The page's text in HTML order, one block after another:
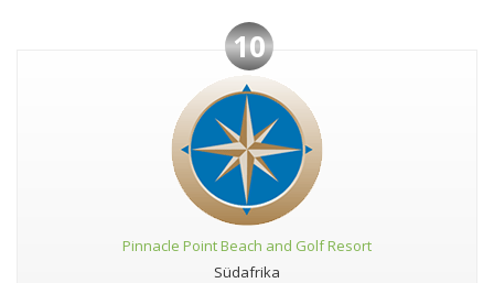
10
Pinnacle Point Beach and Golf Resort
Südafrika